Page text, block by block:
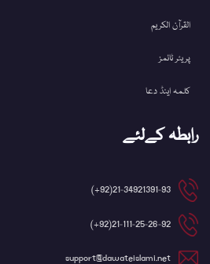
القرآن الکریم
پریئر ٹائمز
کلمہ اینڈ دعا
رابطہ کےلئے
21-34921391-93(92+)
21-111-25-26-92(92+)
support@dawateislami.net